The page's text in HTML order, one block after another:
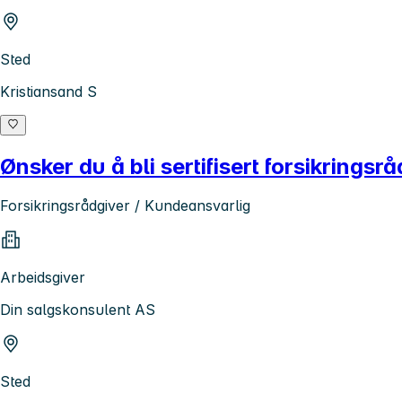
Sted
Kristiansand S
Ønsker du å bli sertifisert
Forsikringsrådgiver / Kundeansvarlig
Arbeidsgiver
Din salgskonsulent AS
Sted